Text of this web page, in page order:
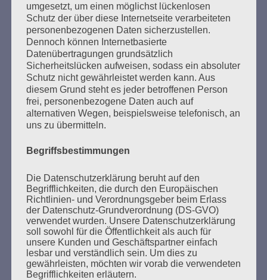
Esther Bejarano
SUCHEN
NACH:
MARATHONLESUNG AUS DEN
VERBRANNTEN BÜCHERN
umgesetzt, um einen möglichst lückenlosen
Schutz der über diese Internetseite verarbeiteten
personenbezogenen Daten sicherzustellen.
Dennoch können Internetbasierte
Datenübertragungen grundsätzlich
Sicherheitslücken aufweisen, sodass ein absoluter
Schutz nicht gewährleistet werden kann. Aus
diesem Grund steht es jeder betroffenen Person
frei, personenbezogene Daten auch auf
alternativen Wegen, beispielsweise telefonisch, an
uns zu übermitteln.
Begriffsbestimmungen
Die Datenschutzerklärung beruht auf den
Begrifflichkeiten, die durch den Europäischen
Richtlinien- und Verordnungsgeber beim Erlass
der Datenschutz-Grundverordnung (DS-GVO)
verwendet wurden. Unsere Datenschutzerklärung
soll sowohl für die Öffentlichkeit als auch für
unsere Kunden und Geschäftspartner einfach
lesbar und verständlich sein. Um dies zu
gewährleisten, möchten wir vorab die verwendeten
Begrifflichkeiten erläutern.